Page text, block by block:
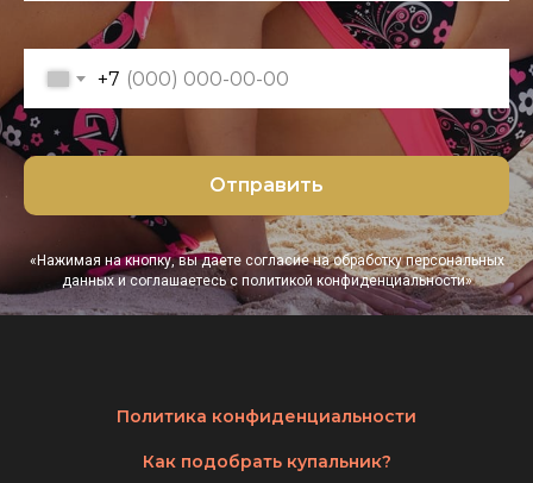
+7
Отправить
«Нажимая на кнопку, вы даете согласие на обработку персональных
данных и соглашаетесь c политикой конфиденциальности»
Политика конфиденциальности
Как подобрать купальник?